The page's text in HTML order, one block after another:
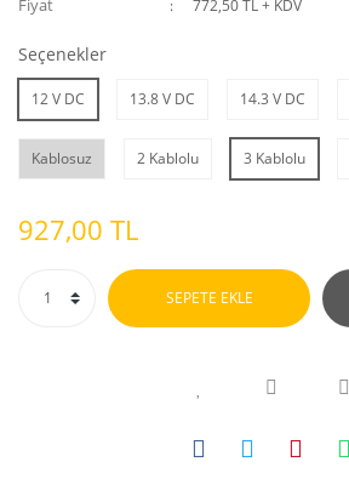
Fiyat 772,50 TL + KDV
Seçenekler
12 V DC 13.8 V DC 14.3 V DC
Kablosuz 2 Kablolu 3 Kablolu
927,00 TL
SEPETE EKLE